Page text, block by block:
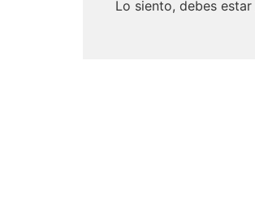
Lo siento, debes estar